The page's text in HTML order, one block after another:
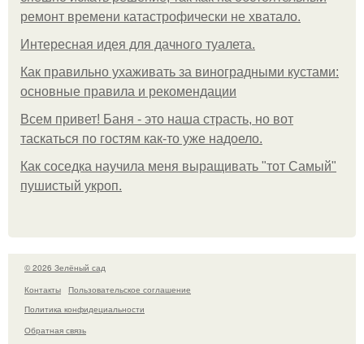
ремонт времени катастрофически не хватало.
Интересная идея для дачного туалета.
Как правильно ухаживать за виноградными кустами:
основные правила и рекомендации
Всем привет! Баня - это наша страсть, но вот
таскаться по гостям как-то уже надоело.
Как соседка научила меня выращивать "тот Самый"
пушистый укроп.
© 2026 Зелёный сад
Контакты
Пользовательское соглашение
Политика конфидециальности
Обратная связь